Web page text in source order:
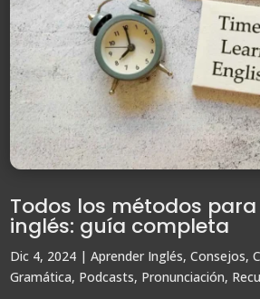
Todos los métodos
inglés: guía completa
Dic 4, 2024 |Aprender Inglés,Consejos,
Gramática, Podcasts, Pronunciación,